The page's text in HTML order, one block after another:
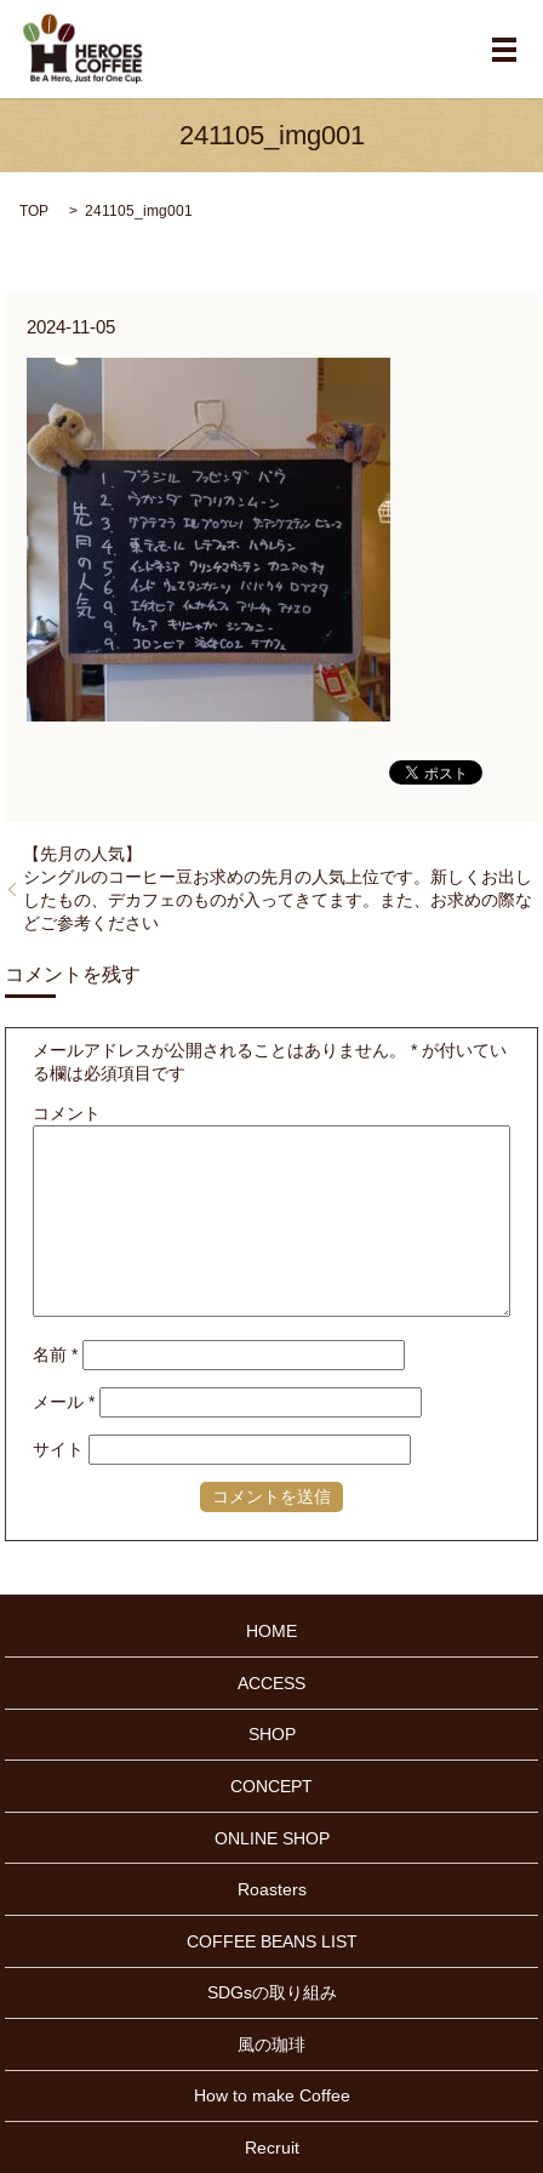
メ
241105_img001
TOP 241105_img001
2024-11-05
【先月の人気】
シングルのコーヒー豆お求めの先月の人気上位です。新しくお出し
したもの、デカフェのものが入ってきてます。また、お求めの際な
どご参考ください
コメントを残す
メールアドレスが公開されることはありません。 * が付いてい
る欄は必須項目です
コメント
名前*
メール*
サイト
HOME
ACCESS
SHOP
CONCEPT
ONLINE SHOP
Roasters
COFFEE BEANS LIST
SDGsの取り組み
風の珈琲
How to make Coffee
Recruit